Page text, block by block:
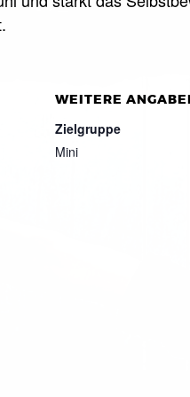
WEITERE
Zielgruppe
Mini